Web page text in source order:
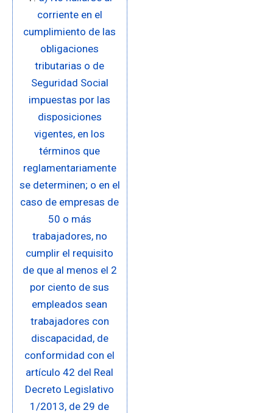
corriente en el
cumplimiento de las
obligaciones
tributarias o de
Seguridad Social
impuestas por las
disposiciones
vigentes, en los
términos que
reglamentariamente
se determinen; o en el
caso de empresas de
50 o más
trabajadores, no
cumplir el requisito
de que al menos el 2
por ciento de sus
empleados sean
trabajadores con
discapacidad, de
conformidad con el
artículo 42 del Real
Decreto Legislativo
1/2013, de 29 de